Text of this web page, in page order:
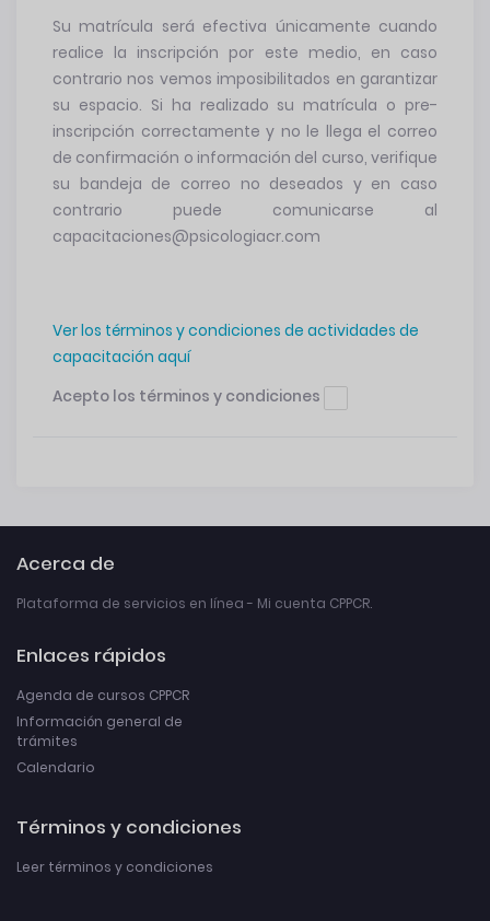
Su matrícula será efectiva únicamente cuando
realice la inscripción por este medio, en caso
contrario nos vemos imposibilitados en garantizar
su espacio. Si ha realizado su matrícula o pre-
inscripción correctamente y no le llega el correo
de confirmación o información del curso, verifique
su bandeja de correo no deseados y en caso
contrario puede comunicarse al
capacitaciones@psicologiacr.com
Ver los términos y condiciones de actividades de
capacitación aquí
Acepto los términos y condiciones
Acerca de
Plataforma de servicios en línea - Mi cuenta CPPCR.
Enlaces rápidos
Agenda de cursos CPPCR
Información general de
trámites
Calendario
Términos y condiciones
Leer términos y condiciones